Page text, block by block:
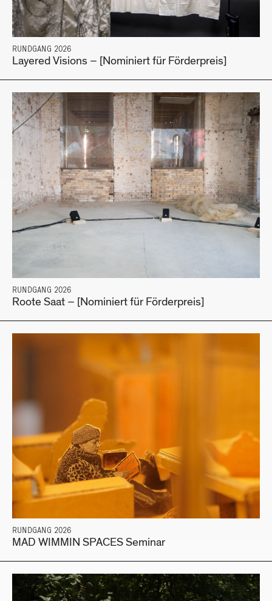
RUNDGANG 2026
Layered Visions – [Nominiert für Förderpreis]
RUNDGANG 2026
Roote Saat – [Nominiert für Förderpreis]
RUNDGANG 2026
MAD WIMMIN SPACES Seminar